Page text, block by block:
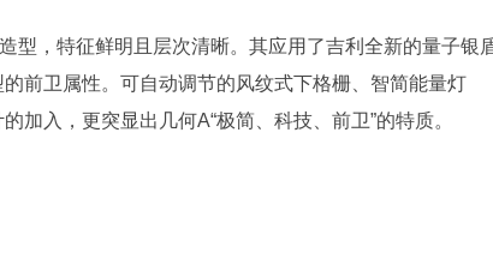
型，特征鲜明且层次清晰。其应用了吉利全新的量子银
前卫属性。可自动调节的风纹式下格栅、智简能量灯
加入，更突显出几何A“极简、科技、前卫”的特质。